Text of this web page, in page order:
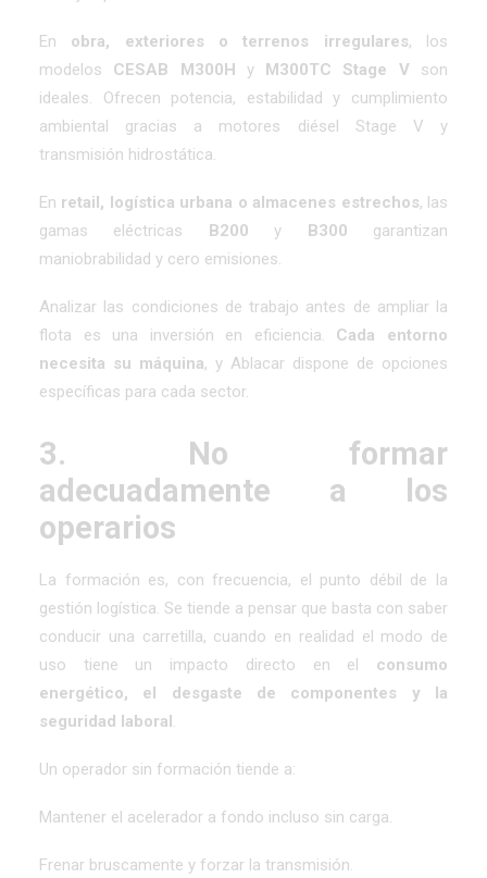
En obra, exteriores o terrenos irregulares, los
modelos CESAB M300H y M300TC Stage Vson
ideales. Ofrecen potencia, estabilidad y cumplimiento
ambiental gracias a motores diésel Stage V y
transmisión hidrostática.
En retail, logística urbana o almacenes estrechos, las
gamas eléctricas B200 y B300 garantizan
maniobrabilidad y cero emisiones.
Analizar las condiciones de trabajo antes de ampliar la
flota es una inversión en eficiencia. Cada entorno
necesita su máquina, y Ablacar dispone de opciones
específicas para cada sector.
3. No formar
adecuadamente a los
operarios
La formación es, con frecuencia, el punto débil de la
gestión logística. Se tiende a pensar que basta con saber
conducir una carretilla, cuando en realidad el modo de
uso tiene un impacto directo en el consumo
energético, el desgaste de componentes y la
seguridad laboral.
Un operador sin formación tiende a:
Mantener el acelerador a fondo incluso sin carga.
Frenar bruscamente y forzar la transmisión.